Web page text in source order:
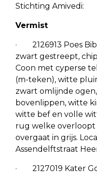
Stichting Amivedi:
Vermist
· 2126913 Poes
zwart gestreept,
Coon met cyperse
(m-teken), witte
zwart omlijnde
bovenlippen, witte
witte bef en volle
rug welke overloopt
overgaat in grijs.
Assendelftstraat
· 2127019 Kater